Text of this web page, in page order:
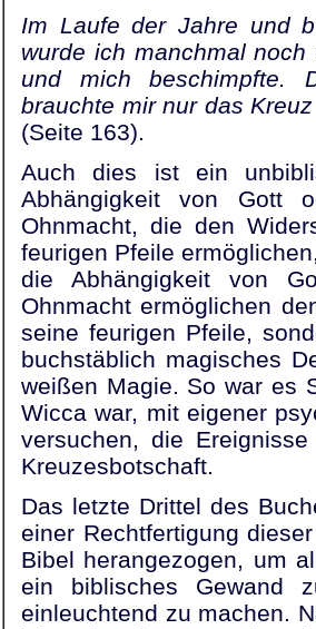
Im Laufe der Jahre und
wurde ich manchmal noch
und mich beschimpfte.
brauchte mir nur das
(Seite 163).
Auch dies ist ein
Abhängigkeit von Gott
Ohnmacht, die den
feurigen Pfeile
die Abhängigkeit von
Ohnmacht ermöglichen
seine feurigen Pfeile,
buchstäblich magisches
weißen Magie. So war es
Wicca war, mit eigener
versuchen, die
Kreuzesbotschaft.
Das letzte Drittel des
einer Rechtfertigung
Bibel herangezogen, um
ein biblisches Gewand
einleuchtend zu machen.